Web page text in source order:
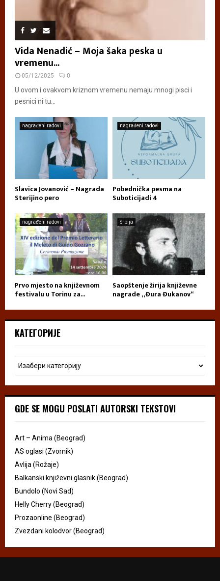
Vida Nenadić – Moja šaka peska u
vremenu...
05/12/2025 0
U ovom i ovakvom kriznom vremenu nemaju mnogi pisci i
pesnici ni tu...
nagrađeni radovi
Slavica Jovanović – Nagrada
Sterijino pero
nagrađeni radovi
Pobednička pesma na
Suboticijadi 4
nagrađeni radovi
Prvo mjesto na književnom
festivalu u Torinu za...
Srbija
Saopštenje žirija književne
nagrade „Đura Đukanov“
КАТЕГОРИЈЕ
GDE SE MOGU POSLATI AUTORSKI TEKSTOVI
Art – Anima (Beograd)
AS oglasi (Zvornik)
Avlija (Rožaje)
Balkanski književni glasnik (Beograd)
Bundolo (Novi Sad)
Helly Cherry (Beograd)
Prozaonline (Beograd)
Zvezdani kolodvor (Beograd)